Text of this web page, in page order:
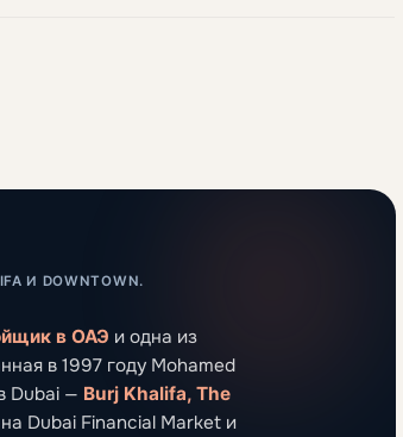
И DOWNTOWN.
в ОАЭ и одна из
в 1997 году Mohamed
Dubai — Burj Khalifa, The
Dubai Financial Market и